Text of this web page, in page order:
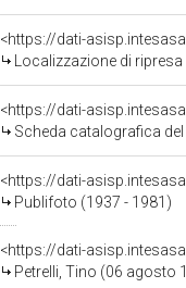
<https://dati-
Localizzazione di
<https://dati-
Scheda catalografica
<https://dati-
Publifoto (1937 - 1981)
<https://dati-
Petrelli, Tino (06 agosto